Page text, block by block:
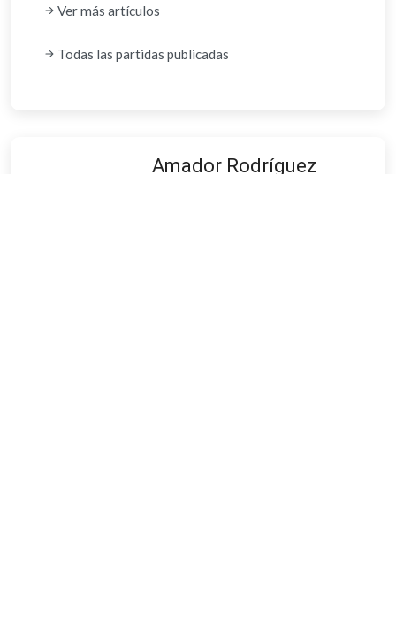
Ver más artículos
Todas las partidas publicadas
Amador Rodríguez